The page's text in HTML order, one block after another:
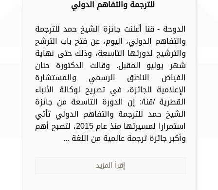
للترجمة والتفاهم الدولي
الدوحة - قنا أعلنت جائزة الشيخ حمد للترجمة
والتفاهم الدولي، اليوم، عن فتح باب الترشح
والترشيح لدورتها التاسعة، وذلك حتى نهاية
شهر يوليو المقبل. وقالت الدكتورة حنان
الفياض الناطق الرسمي والمستشارة
الإعلامية للجائزة، في تصريح لوكالة الأنباء
القطرية /قنا/: إن الدورة التاسعة من جائزة
الشيخ حمد للترجمة والتفاهم الدولي تأتي
استمرارا لمسيرتها منذ عام 2015، لتصبح أهم
وأكبر جائزة ترجمة عالمية من اللغة ...
إقرأ المزيد